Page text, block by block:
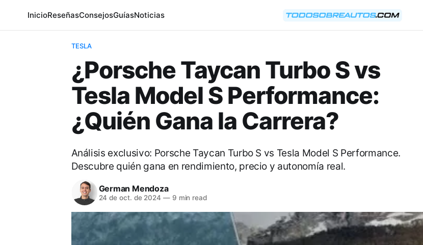
InicioReseñasConsejosGuíasNoticias
TESLA
¿Porsche Taycan Turbo S vs
Tesla Model S Performance:
¿Quién Gana la Carrera?
Análisis exclusivo: Porsche Taycan Turbo S vs Tesla Model S Performance.
Descubre quién gana en rendimiento, precio y autonomía real.
German Mendoza
24 de oct. de 2024 —9 min read